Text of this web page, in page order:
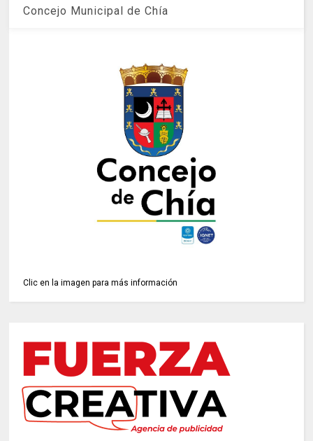
Concejo Municipal de Chía
Clic en la imagen para más información